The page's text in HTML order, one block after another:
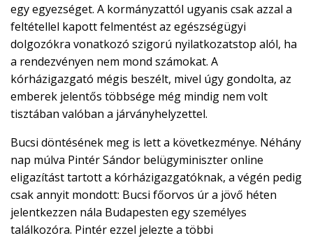
egy egyezséget. A kormányzattól ugyanis csak azzal a
feltétellel kapott felmentést az egészségügyi
dolgozókra vonatkozó szigorú nyilatkozatstop alól, ha
a rendezvényen nem mond számokat. A
kórházigazgató mégis beszélt, mivel úgy gondolta, az
emberek jelentős többsége még mindig nem volt
tisztában valóban a járványhelyzettel.
Bucsi döntésének meg is lett a következménye. Néhány
nap múlva Pintér Sándor belügyminiszter online
eligazítást tartott a kórházigazgatóknak, a végén pedig
csak annyit mondott: Bucsi főorvos úr a jövő héten
jelentkezzen nála Budapesten egy személyes
találkozóra. Pintér ezzel jelezte a többi